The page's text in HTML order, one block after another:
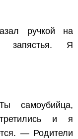
ручкой на
запястья. Я
самоубийца,
и я
— Родители